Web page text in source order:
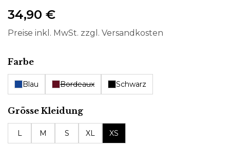
34,90 €
Preise inkl. MwSt. zzgl. Versandkosten
Farbeauswählen
Blau Bordeaux Schwarz
Grösse Kleidungauswählen
L M S XL XS